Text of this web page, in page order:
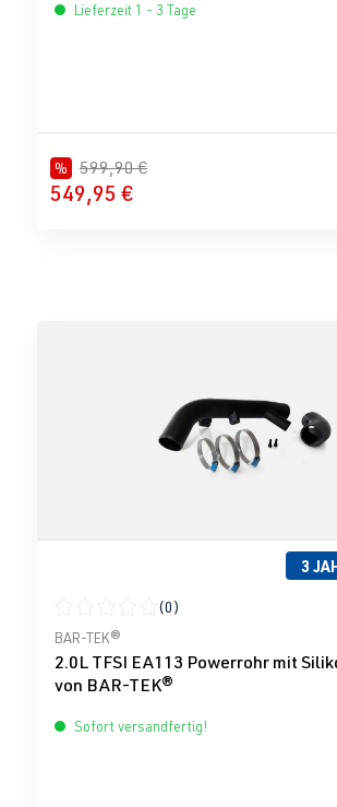
Lieferzeit 1 - 3 Tage
% 599,90 €
549,95 €
3
Durchschnittliche Bewertung von 0
(0)
BAR-TEK®
2.0L TFSI EA113 Powerrohr mit
von BAR-TEK®
Sofort versandfertig!